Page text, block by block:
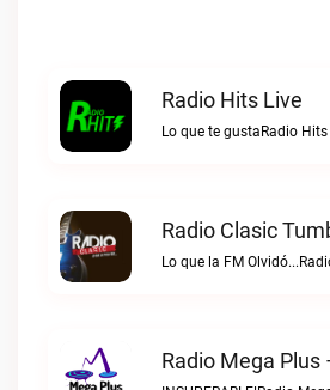
Radio Hits Live
Lo que te gustaRadio
Radio Clasic
Lo que la FM